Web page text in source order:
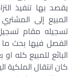
يقصد بها تنفيذ
المبيع إلى
تسجيله مقام
الفصل فيها بحث
البائع للمبيع كله
كان انتقال